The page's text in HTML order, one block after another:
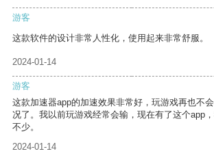
游客
这款软件的设计非常人性化，使用起来非常舒服。
2024-01-14
游客
这款加速器app的加速效果非常好，玩游戏再也不
况了。我以前玩游戏经常会输，现在有了这个app
不少。
2024-01-14